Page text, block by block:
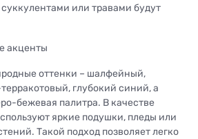
или травами будут
акценты
оттенки – шалфейный,
глубокий синий, а
бежевая палитра. В качестве
яркие подушки, пледы или
Такой подход позволяет легко